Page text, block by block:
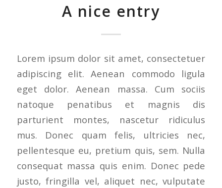
A nice entry
Lorem ipsum dolor sit amet, consectetuer
adipiscing elit. Aenean commodo ligula
eget dolor. Aenean massa. Cum sociis
natoque penatibus et magnis dis
parturient montes, nascetur ridiculus
mus. Donec quam felis, ultricies nec,
pellentesque eu, pretium quis, sem. Nulla
consequat massa quis enim. Donec pede
justo, fringilla vel, aliquet nec, vulputate